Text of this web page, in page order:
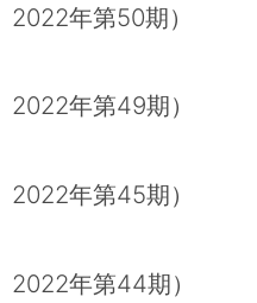
年第50期）
年第49期）
年第45期）
年第44期）